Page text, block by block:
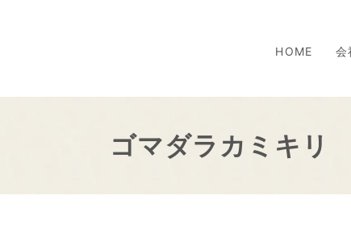
HOME 会
ゴマダラカミキリ